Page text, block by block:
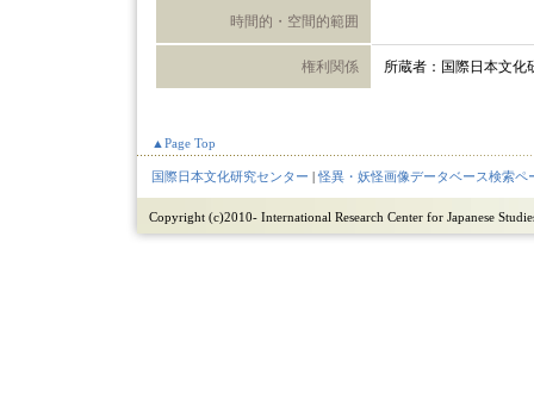
時間的・空間的範囲
権利関係 所蔵者：国際日本文化
▲Page Top
国際日本文化研究センター |怪異・妖怪画像データベース検索ペ
Copyright (c)2010- International Research Center for Japanese